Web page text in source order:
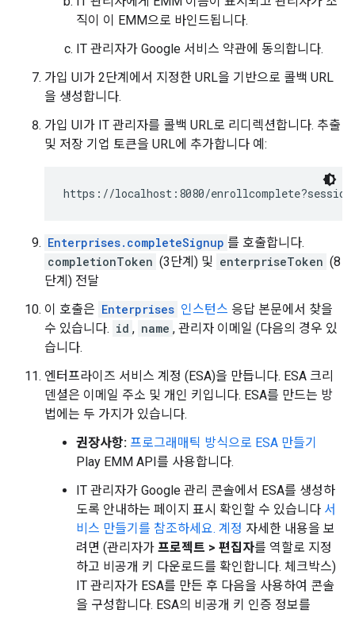
직이 이 EMM으로 바인드됩니다.
IT 관리자가 Google 서비스 약관에 동의합니다.
가입 UI가 2단계에서 지정한 URL을 기반으로 콜백 URL
을 생성합니다.
가입 UI가 IT 관리자를 콜백 URL로 리디렉션합니다. 추출
및 저장 기업 토큰을 URL에 추가합니다 예:
https://localhost:8080/
Enterprises.completeSignup 를 호출합니다.
completionToken (3단계) 및 enterpriseToken (8
단계) 전달
이 호출은 Enterprises 인스턴스 응답 본문에서 찾을
수 있습니다. id , name , 관리자 이메일 (다음의 경우 있
습니다.
엔터프라이즈 서비스 계정 (ESA)을 만듭니다. ESA 크리
덴셜은 이메일 주소 및 개인 키입니다. ESA를 만드는 방
법에는 두 가지가 있습니다.
권장사항: 프로그래매틱 방식으로 ESA 만들기
Play EMM API를 사용합니다.
IT 관리자가 Google 관리 콘솔에서 ESA를 생성하
도록 안내하는 페이지 표시 확인할 수 있습니다 서
비스 만들기를 참조하세요. 계정 자세한 내용을 보
려면 (관리자가 프로젝트 > 편집자를 역할로 지정
하고 비공개 키 다운로드를 확인합니다. 체크박스)
IT 관리자가 ESA를 만든 후 다음을 사용하여 콘솔
을 구성합니다. ESA의 비공개 키 인증 정보를